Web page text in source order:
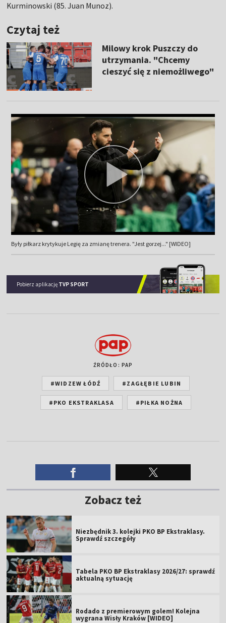
Kurminowski (85. Juan Munoz).
Czytaj też
Milowy krok Puszczy do
utrzymania. "Chcemy
cieszyć się z niemożliwego"
Były piłkarz krytykuje Legię za zmianę trenera. "Jest gorzej..." [WIDEO]
Pobierz aplikację TVP SPORT
ŹRÓDŁO: PAP
#WIDZEW ŁÓDŹ #ZAGŁĘBIE LUBIN
#PKO EKSTRAKLASA #PIŁKA NOŻNA
Zobacz też
Niezbędnik 3. kolejki PKO BP Ekstraklasy.
Sprawdź szczegóły
Tabela PKO BP Ekstraklasy 2026/27: sprawdź
aktualną sytuację
Rodado z premierowym golem! Kolejna
wygrana Wisły Kraków [WIDEO]